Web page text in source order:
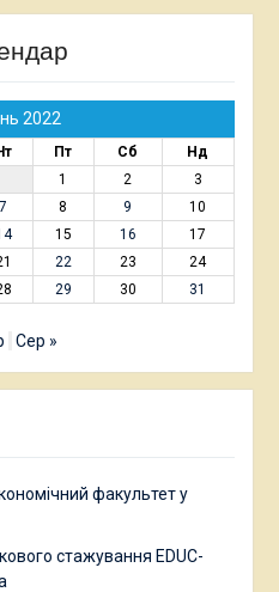
2022
Пт Сб
Нд
1
2
3
7 8 9
10
15 16
17
22 23
24
29 30 31
Сер »
факультет у
стажування EDUC-